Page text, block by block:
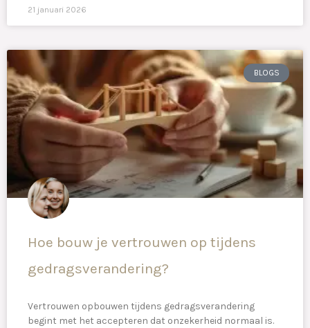
21 januari 2026
BLOGS
Hoe bouw je vertrouwen op tijdens
gedragsverandering?
Vertrouwen opbouwen tijdens gedragsverandering
begint met het accepteren dat onzekerheid normaal is.